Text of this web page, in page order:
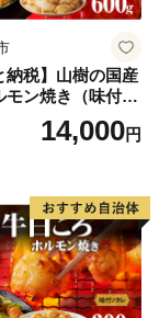
納税】山樹の国産
モン焼き（味付/
ホルモン 肉
国産牛 とろホルモ
く バーベキュー
ホルモン丼 野菜
どん 下処理済み
市 冷凍 送料無料
14,000円